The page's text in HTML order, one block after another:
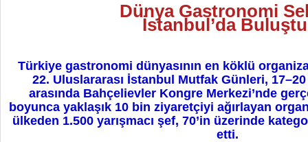
Dünya Gastronomi
İstanbul’da
Türkiye gastronomi dünyasının en köklü
22. Uluslararası İstanbul Mutfak Günleri,
arasında Bahçelievler Kongre Merkezi’nde
boyunca yaklaşık 10 bin ziyaretçiyi ağırlayan
ülkeden 1.500 yarışmacı şef, 70’in üzerinde
etti.